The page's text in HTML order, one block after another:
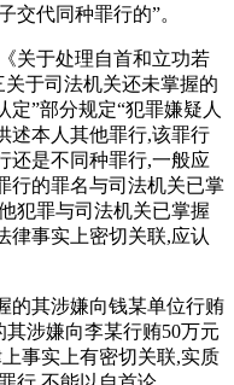
交代同种罪行的”。
关于处理自首和立功若
关于司法机关还未掌握的
”部分规定“犯罪嫌疑人
述本人其他罪行,该罪行
还是不同种罪行,一般应
行的罪名与司法机关已掌
犯罪与司法机关已掌握
律事实上密切关联,应认
的其涉嫌向钱某单位行贿
涉嫌向李某行贿50万元
事实上有密切关联,实质